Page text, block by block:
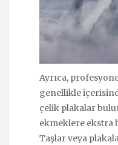
Ayrıca,
genellikle
çelik plakalar
ekmeklere ekstra
Taşlar veya